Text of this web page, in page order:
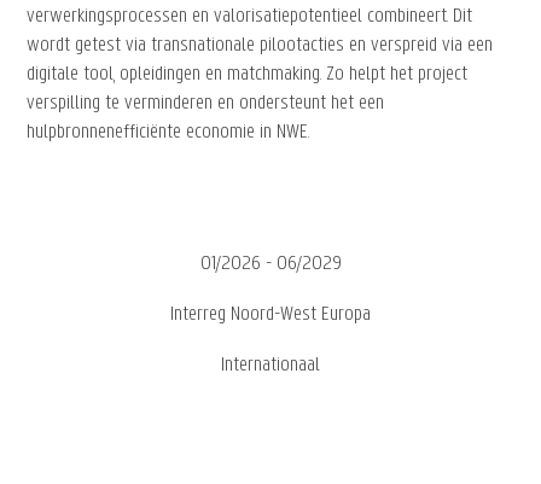
verwerkingsprocessen en valorisatiepotentieel combineert. Dit
wordt getest via transnationale pilootacties en verspreid via een
digitale tool, opleidingen en matchmaking. Zo helpt het project
verspilling te verminderen en ondersteunt het een
hulpbronnenefficiënte economie in NWE.
01/2026 - 06/2029
Interreg Noord-West Europa
Internationaal